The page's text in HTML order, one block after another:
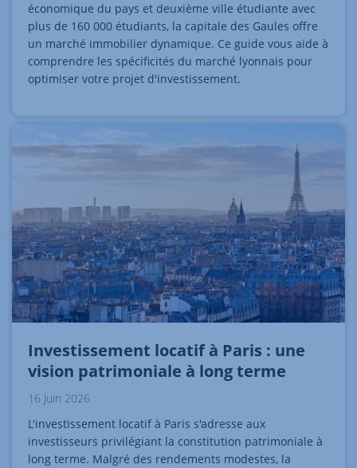
économique du pays et deuxième ville étudiante avec
plus de 160 000 étudiants, la capitale des Gaules offre
un marché immobilier dynamique. Ce guide vous aide à
comprendre les spécificités du marché lyonnais pour
optimiser votre projet d'investissement.
Investissement locatif à Paris : une
vision patrimoniale à long terme
16 Juin 2026
L'investissement locatif à Paris s'adresse aux
investisseurs privilégiant la constitution patrimoniale à
long terme. Malgré des rendements modestes, la